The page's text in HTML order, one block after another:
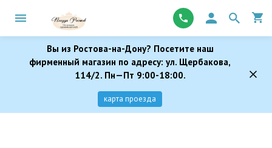
Вы из Ростова-на-Дону? Посетите наш
фирменный магазин по адресу: ул. Щербакова,
114/2. Пн—Пт 9:00-18:00.
карта проезда